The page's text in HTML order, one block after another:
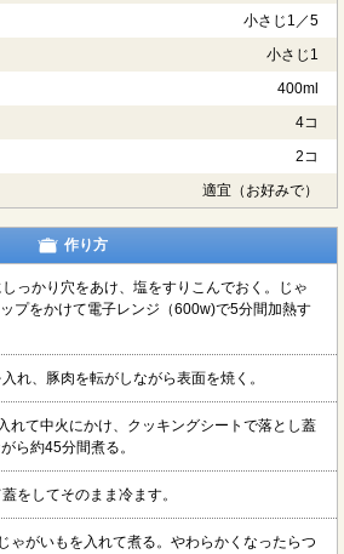
小さじ1／5
小さじ1
400ml
4コ
2コ
適宜（お好みで）
作り方
っかり穴をあけ、塩をすりこんでおく。じゃ
プをかけて電子レンジ（600w)で5分間加熱す
れ、豚肉を転がしながら表面を焼く。
れて中火にかけ、クッキングシートで落とし蓋
ら約45分間煮る。
をしてそのまま冷ます。
ゃがいもを入れて煮る。やわらかくなったらつ